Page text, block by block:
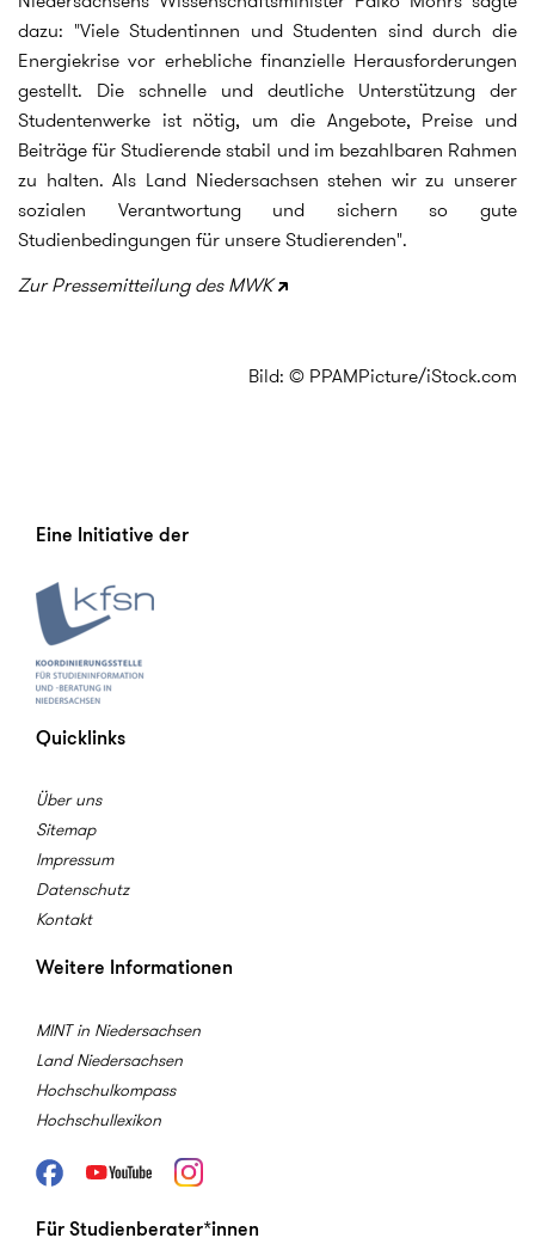
dazu: "Viele Studentinnen und Studenten sind durch die
Energiekrise vor erhebliche finanzielle Herausforderungen
gestellt. Die schnelle und deutliche Unterstützung der
Studentenwerke ist nötig, um die Angebote, Preise und
Beiträge für Studierende stabil und im bezahlbaren Rahmen
zu halten. Als Land Niedersachsen stehen wir zu unserer
sozialen Verantwortung und sichern so gute
Studienbedingungen für unsere Studierenden".
Zur Pressemitteilung des MWK
Bild: © PPAMPicture/iStock.com
Eine Initiative der
Quicklinks
Über uns
Sitemap
Impressum
Datenschutz
Kontakt
Weitere Informationen
MINT in Niedersachsen
Land Niedersachsen
Hochschulkompass
Hochschullexikon
FacebookYoutube Instagram
Für Studienberater*innen